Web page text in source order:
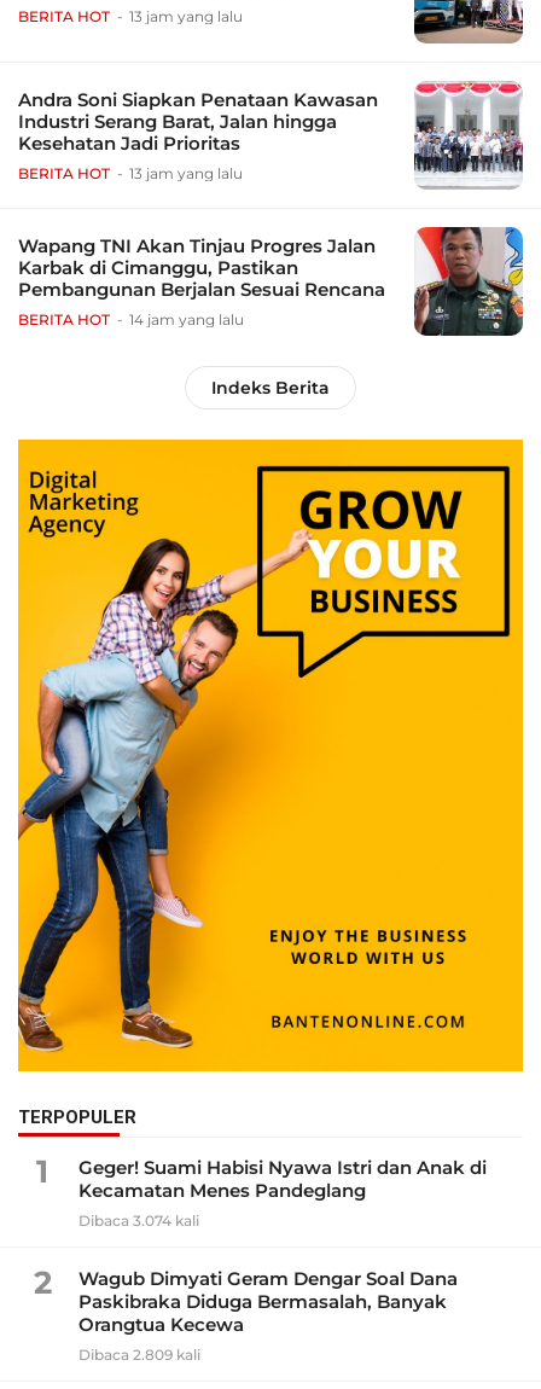
BERITA HOT 13 jam yang lalu
Andra Soni Siapkan Penataan Kawasan
Industri Serang Barat, Jalan hingga
Kesehatan Jadi Prioritas
BERITA HOT 13 jam yang lalu
Wapang TNI Akan Tinjau Progres Jalan
Karbak di Cimanggu, Pastikan
Pembangunan Berjalan Sesuai Rencana
BERITA HOT 14 jam yang lalu
Indeks Berita
TERPOPULER
1
Geger! Suami Habisi Nyawa Istri dan Anak di
Kecamatan Menes Pandeglang
Dibaca 3.074 kali
2
Wagub Dimyati Geram Dengar Soal Dana
Paskibraka Diduga Bermasalah, Banyak
Orangtua Kecewa
Dibaca 2.809 kali